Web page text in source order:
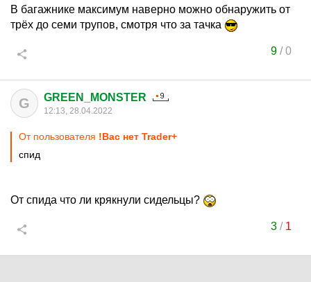
В багажнике максимум наверно можно обнаружить от
трёх до семи трупов, смотря что за тачка
9/0
G GREEN_MONSTER
12:13, 28.04.2022
От пользователя !Вас нет Trader+
спид
От спида что ли крякнули сидельцы?
3/ 1